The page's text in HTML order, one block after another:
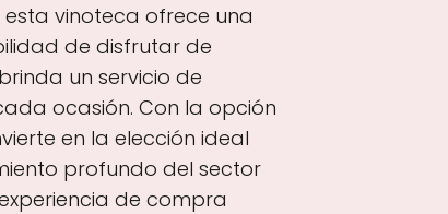
esta vinoteca ofrece una
de disfrutar de
un servicio de
ocasión. Con la opción
en la elección ideal
profundo del sector
de compra